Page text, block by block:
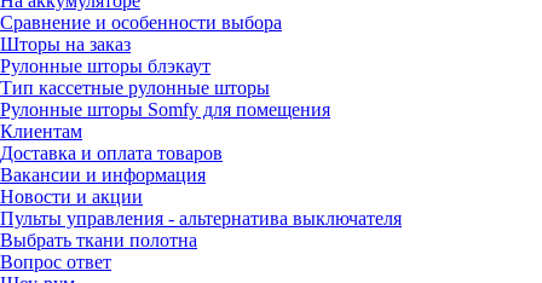
Сравнение и особенности выбора
Шторы на заказ
Рулонные шторы блэкаут
Тип кассетные рулонные шторы
Рулонные шторы Somfy для помещения
Клиентам
Доставка и оплата товаров
Вакансии и информация
Новости и акции
Пульты управления - альтернатива выключателя
Выбрать ткани полотна
Вопрос ответ